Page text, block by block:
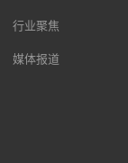
行业聚焦
媒体报道